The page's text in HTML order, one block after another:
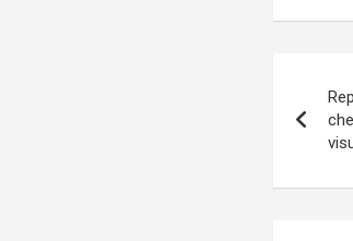
de